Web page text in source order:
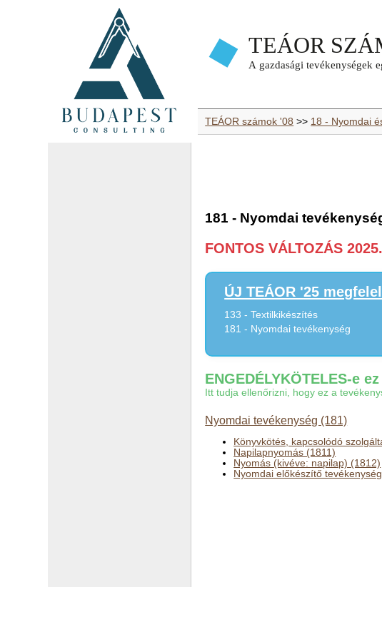
TEÁOR számok '08 >> 18 - Nyomdai
181 - Nyomdai
FONTOS VÁLTOZÁS
ÚJ TEÁOR '25
133 - Textilkikészítés
181 - Nyomdai tevékenység
ENGEDÉLYKÖTELES-e
Itt tudja ellenőrizni, hogy ez a
Nyomdai tevékenység (181)
Könyvkötés, kapcsolódó
Napilapnyomás (1811)
Nyomás (kivéve: napilap) (1812)
Nyomdai előkészítő